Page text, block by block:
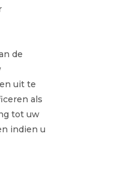
de
uit te
als
tot uw
indien u